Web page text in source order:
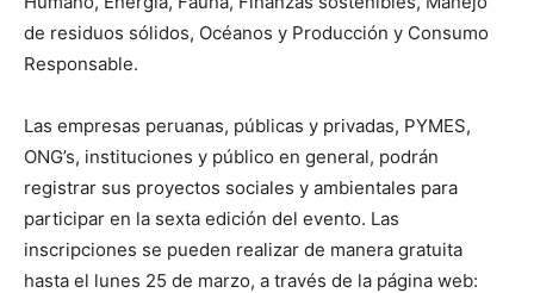
de residuos sólidos, Océanos y Producción y Consumo
Responsable.
Las empresas peruanas, públicas y privadas, PYMES,
ONG’s, instituciones y público en general, podrán
registrar sus proyectos sociales y ambientales para
participar en la sexta edición del evento. Las
inscripciones se pueden realizar de manera gratuita
hasta el lunes 25 de marzo, a través de la página web: